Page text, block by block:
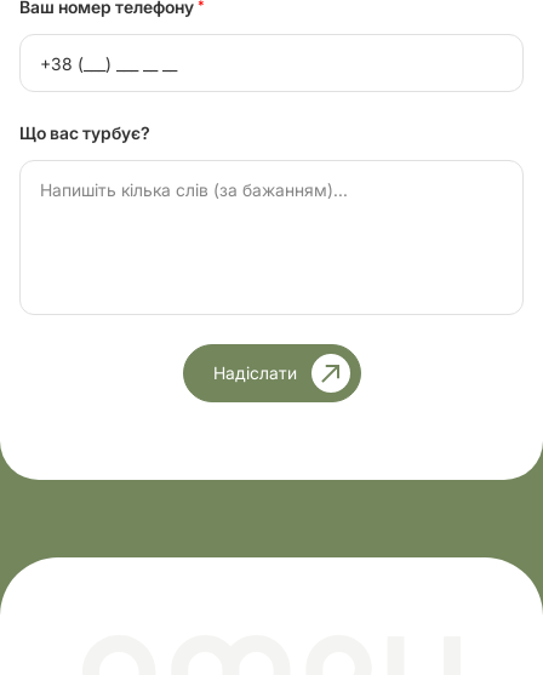
Ваш номер телефону *
Що вас турбує?
Надіслати